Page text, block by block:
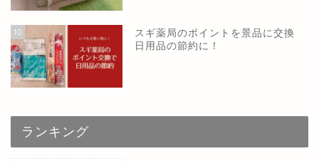
10
スギ薬局のポイントを景品に交換
日用品の節約に！
ランキング